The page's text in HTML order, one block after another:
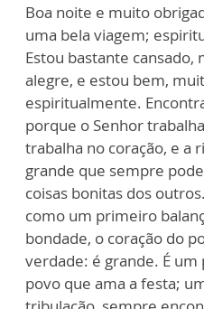
Boa noite e muito
uma bela viagem;
Estou bastante cansado,
alegre, e estou bem,
espiritualmente.
porque o Senhor
trabalha no coração, e a
grande que sempre
coisas bonitas dos
como um primeiro
bondade, o coração do
verdade: é grande. É
povo que ama a festa;